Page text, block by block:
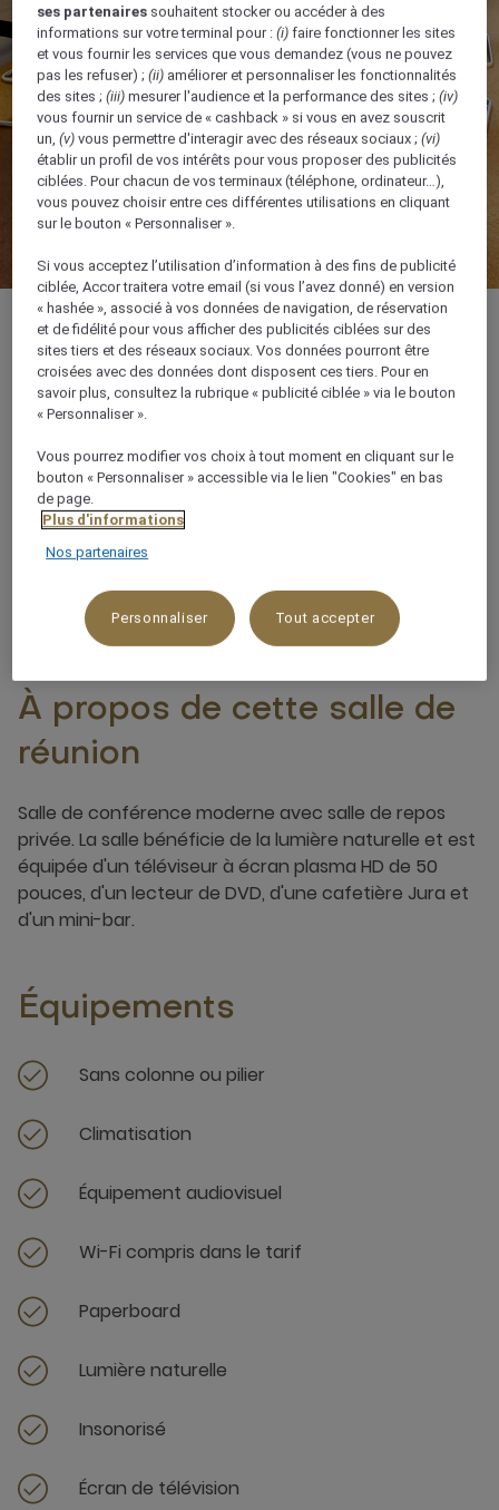
33 m²
Idéale pour les réunions d'affaires
Sans colonne ou pilier
À propos de cette salle de
réunion
Salle de conférence moderne avec salle de repos
privée. La salle bénéficie de la lumière naturelle et est
équipée d'un téléviseur à écran plasma HD de 50
pouces, d'un lecteur de DVD, d'une cafetière Jura et
d'un mini-bar.
Équipements
Sans colonne ou pilier
Climatisation
Équipement audiovisuel
Wi-Fi compris dans le tarif
Paperboard
Lumière naturelle
Insonorisé
Écran de télévision
ses partenaires souhaitent stocker ou accéder à des
informations sur votre terminal pour :(i) faire fonctionner les sites
et vous fournir les services que vous demandez (vous ne pouvez
pas les refuser) ;(ii) améliorer et personnaliser les fonctionnalités
des sites ;(iii) mesurer l'audience et la performance des sites ;(iv)
vous fournir un service de « cashback » si vous en avez souscrit
un,(v) vous permettre d'interagir avec des réseaux sociaux ;(vi)
établir un profil de vos intérêts pour vous proposer des publicités
ciblées. Pour chacun de vos terminaux (téléphone, ordinateur…),
vous pouvez choisir entre ces différentes utilisations en cliquant
sur le bouton « Personnaliser ».
Si vous acceptez l’utilisation d’information à des fins de publicité
ciblée, Accor traitera votre email (si vous l’avez donné) en version
« hashée », associé à vos données de navigation, de réservation
et de fidélité pour vous afficher des publicités ciblées sur des
sites tiers et des réseaux sociaux. Vos données pourront être
croisées avec des données dont disposent ces tiers. Pour en
savoir plus, consultez la rubrique « publicité ciblée » via le bouton
« Personnaliser ».
Vous pourrez modifier vos choix à tout moment en cliquant sur le
bouton « Personnaliser » accessible via le lien "Cookies" en bas
de page.
Plus d'informations
Nos partenaires
Personnaliser Tout accepter